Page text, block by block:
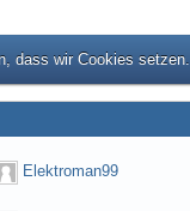
dass wir Cookies setzen.
Elektroman99